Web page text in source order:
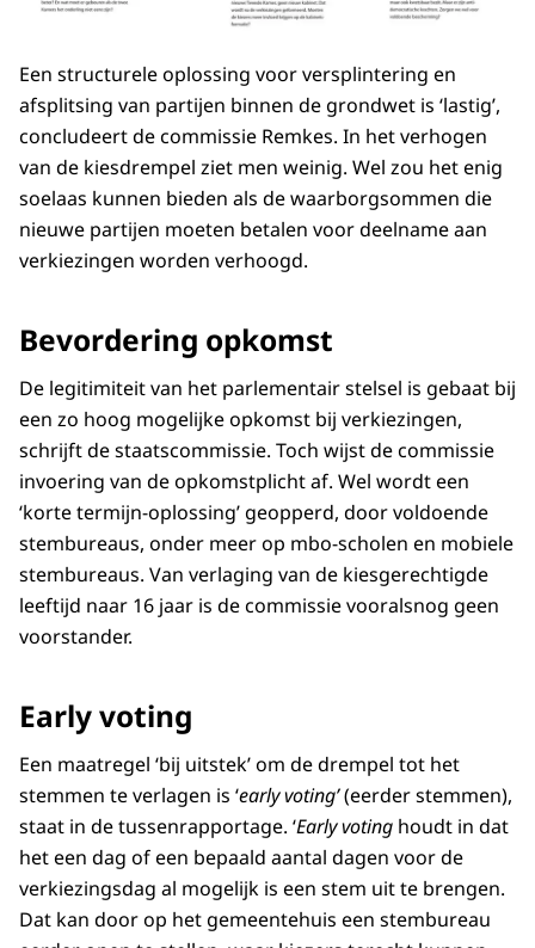
Een structurele oplossing voor versplintering en
afsplitsing van partijen binnen de grondwet is ‘lastig’,
concludeert de commissie Remkes. In het verhogen
van de kiesdrempel ziet men weinig. Wel zou het enig
soelaas kunnen bieden als de waarborgsommen die
nieuwe partijen moeten betalen voor deelname aan
verkiezingen worden verhoogd.
Bevordering opkomst
De legitimiteit van het parlementair stelsel is gebaat bij
een zo hoog mogelijke opkomst bij verkiezingen,
schrijft de staatscommissie. Toch wijst de commissie
invoering van de opkomstplicht af. Wel wordt een
‘korte termijn-oplossing’ geopperd, door voldoende
stembureaus, onder meer op mbo-scholen en mobiele
stembureaus. Van verlaging van de kiesgerechtigde
leeftijd naar 16 jaar is de commissie vooralsnog geen
voorstander.
Early voting
Een maatregel ‘bij uitstek’ om de drempel tot het
stemmen te verlagen is ‘early voting’(eerder stemmen),
staat in de tussenrapportage. ‘Early voting houdt in dat
het een dag of een bepaald aantal dagen voor de
verkiezingsdag al mogelijk is een stem uit te brengen.
Dat kan door op het gemeentehuis een stembureau